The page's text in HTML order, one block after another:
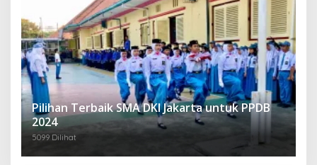
Pilihan Terbaik SMA DKI Jakarta untuk PPDB
2024
5099 Dilihat